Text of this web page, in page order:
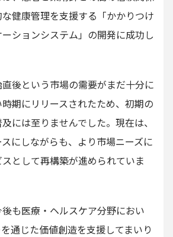
健康管理を支援する「かかりつけ
ションシステム」の開発に成功し
後という市場の需要がまだ十分に
期にリリースされたため、初期の
には至りませんでした。現在は、
にしながらも、より市場ニーズに
として再構築が進められていま
も医療・ヘルスケア分野におい
通じた価値創造を支援してまいり